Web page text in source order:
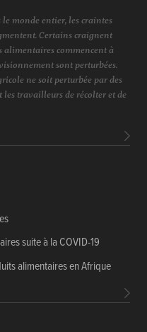
suite à la COVID-19
alimentaires en Afrique
monde entier, les craintes
Certains craignent
alimentaires commencent à
sont perturbées.
ne soit perturbée par des
les travailleurs de récolter et de